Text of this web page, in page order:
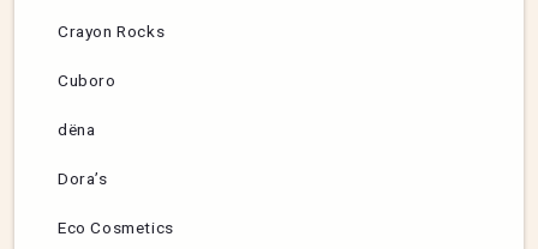
Crayon Rocks
Cuboro
dëna
Dora’s
Eco Cosmetics